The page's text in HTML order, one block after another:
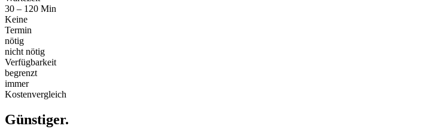
30 – 120 Min
Keine
Termin
nötig
nicht nötig
Verfügbarkeit
begrenzt
immer
Kostenvergleich
Günstiger.